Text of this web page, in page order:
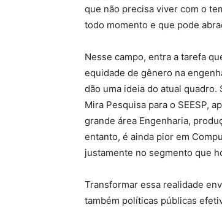
que não precisa viver com o
todo momento e que pode
Nesse campo, entra a tarefa
equidade de gênero na
dão uma ideia do atual quadro.
Mira Pesquisa para o SEESP,
grande área Engenharia,
entanto, é ainda pior em
justamente no segmento que
Transformar essa realidade
também políticas públicas